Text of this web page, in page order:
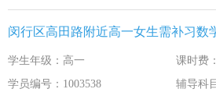
闵行区高田路附近高一女生需补习数
学生年级：高一
课时费
学员编号：1003538
辅导科